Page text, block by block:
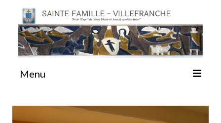
Menu
#87 (pas de titre)